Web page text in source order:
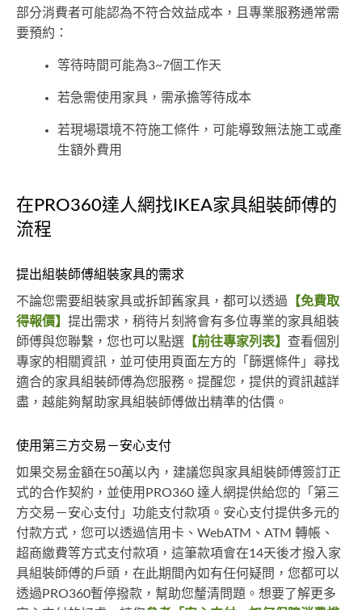
部分消費者可能認為不符合效益成本，且專業服務通常需
要預約：
等待時間可能為3~7個工作天
若急需使用家具，需承擔等待成本
若現場環境不符施工條件，可能導致無法施工或產
生額外費用
在PRO360達人網找IKEA家具組裝師傅的
流程
提出組裝師傅組裝家具的需求
不論您需要組裝家具或拆卸舊家具，都可以透過 【免費取
得報價】 提出需求，稍待片刻將會有多位專業的家具組裝
師傅與您聯繫，您也可以點選 【前往專家列表】 查看個別
專家的相關資訊，並可使用頁面左方的「篩選條件」尋找
適合的家具組裝師傅為您服務。提醒您，提供的資訊越詳
盡，越能夠幫助家具組裝師傅做出精準的估價。
使用第三方交易－安心支付
如果交易金額在50萬以內，建議您與家具組裝師傅簽訂正
式的合作契約，並使用PRO360 達人網提供給您的「第三
方交易－安心支付」功能支付款項。安心支付提供多元的
付款方式，您可以透過信用卡、WebATM、ATM 轉帳、
超商繳費等方式支付款項，這筆款項會在14天後才撥入家
具組裝師傅的戶頭，在此期間內如有任何疑問，您都可以
透過PRO360暫停撥款，幫助您釐清問題。想要了解更多